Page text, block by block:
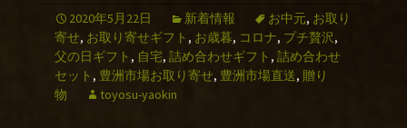
2020年5月22日 新着情報 お中元, お取り
寄せ, お取り寄せギフト , お歳暮, コロナ, プチ贅沢,
父の日ギフト , 自宅, 詰め合わせギフト , 詰め合わせ
セット , 豊洲市場お取り寄せ, 豊洲市場直送, 贈り
物
toyosu-yaokin